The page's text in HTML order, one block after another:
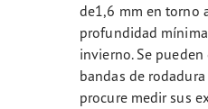
de1,6 mm en torno
profundidad
invierno. Se
bandas de
procure medir sus